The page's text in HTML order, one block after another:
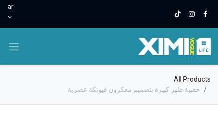
ar
All Products
حقيبة ظهر كبيرة بتصميم معكرون فيونكة عصرية